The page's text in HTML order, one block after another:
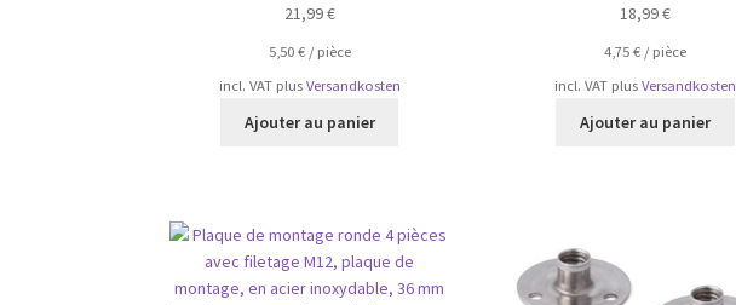
21,99€
5,50 €/ pièce
incl. VAT plus Versandkosten
Ajouter au panier
18,99€
4,75€ / pièce
incl. VAT plusVersandkosten
Ajouter au panier